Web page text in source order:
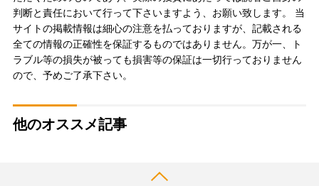
判断と責任において行って下さいますよう、お願い致します。 当
サイトの掲載情報は細心の注意を払っておりますが、記載される
全ての情報の正確性を保証するものではありません。万が一、ト
ラブル等の損失が被っても損害等の保証は一切行っておりません
ので、予めご了承下さい。
他のオススメ記事